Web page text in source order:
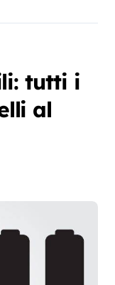
tutti i
al